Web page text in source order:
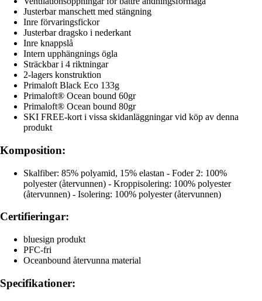
Justerbar manschett med stängning
Inre förvaringsfickor
Justerbar dragsko i nederkant
Inre knappslå
Intern upphängnings ögla
Sträckbar i 4 riktningar
2-lagers konstruktion
Primaloft Black Eco 133g
Primaloft® Ocean bound 60gr
Primaloft® Ocean bound 80gr
SKI FREE-kort i vissa skidanläggningar vid köp av denna
produkt
Komposition:
Skalfiber: 85% polyamid, 15% elastan - Foder 2: 100%
polyester (återvunnen) - Kroppisolering: 100% polyester
(återvunnen) - Isolering: 100% polyester (återvunnen)
Certifieringar:
bluesign produkt
PFC-fri
Oceanbound återvunna material
Specifikationer: